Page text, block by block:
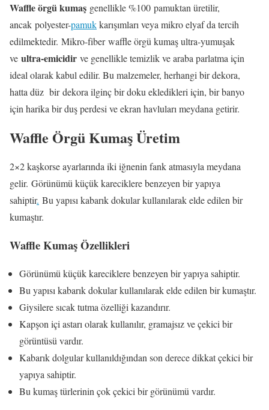
Waffle örgü kumaş genellikle %100 pamuktan üretilir,
ancak polyester-pamukkarışımları veya mikro elyaf da tercih
edilmektedir. Mikro-fiber waffle örgü kumaş ultra-yumuşak
ve ultra-emicidir ve genellikle temizlik ve araba parlatma için
ideal olarak kabul edilir. Bu malzemeler, herhangi bir dekora,
hatta düz bir dekora ilginç bir doku ekledikleri için, bir banyo
için harika bir duş perdesi ve ekran havluları meydana getirir.
Waffle Örgü Kumaş Üretim
2×2 kaşkorse ayarlarında iki iğnenin fank atmasıyla meydana
gelir. Görünümü küçük kareciklere benzeyen bir yapıya
sahiptir. Bu yapısı kabarık dokular kullanılarak elde edilen bir
kumaştır.
Waffle Kumaş Özellikleri
Görünümü küçük kareciklere benzeyen bir yapıya sahiptir.
Bu yapısı kabarık dokular kullanılarak elde edilen bir kumaştır.
Giysilere sıcak tutma özelliği kazandırır.
Kapşon içi astarı olarak kullanılır, gramajsız ve çekici bir
görüntüsü vardır.
Kabarık dolgular kullanıldığından son derece dikkat çekici bir
yapıya sahiptir.
Bu kumaş türlerinin çok çekici bir görünümü vardır.